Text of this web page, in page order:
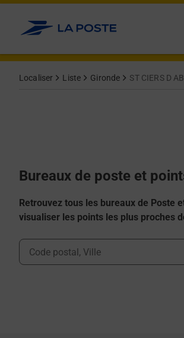
Allez au contenu
Localiser Liste Gironde ST CIERS D
Bureaux de poste et
Retrouvez tous les bureaux de Poste
visualiser les points les plus proches
Ville, Département, Code Postal
Afficher ou masquer la réponse
Afficher ou masquer la réponse
Afficher ou masquer la réponse
Afficher ou masquer la réponse
Afficher ou masquer la réponse